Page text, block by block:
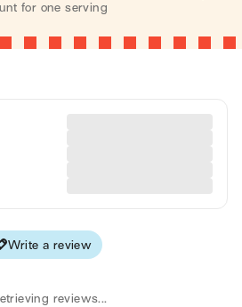
for one serving
151 cal.
estimate for one serving. All
please consult with a health-care
Write a review
reviews...